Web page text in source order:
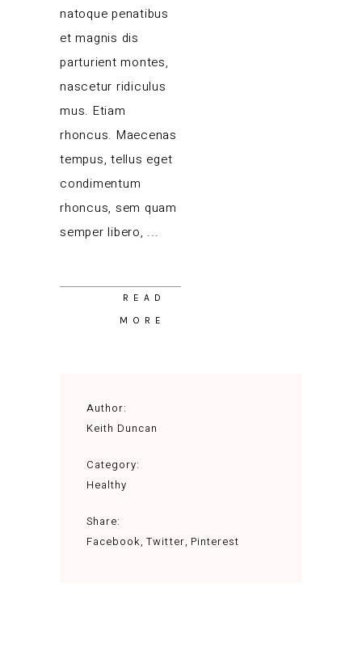
natoque penatibus
et magnis dis
parturient montes,
nascetur ridiculus
mus. Etiam
rhoncus. Maecenas
tempus, tellus eget
condimentum
rhoncus, sem quam
semper libero,
READ
MORE
Author:
Keith Duncan
Category:
Healthy
Share:
Facebook Twitter Pinterest